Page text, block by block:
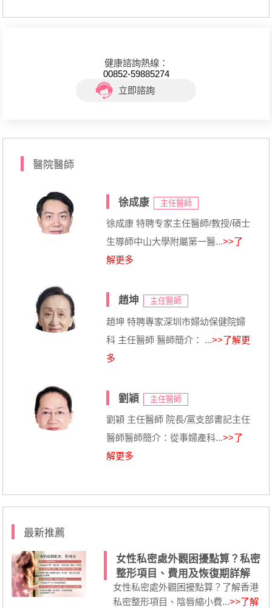
健康諮詢熱線：
00852-59885274
立即諮詢
醫院醫師
徐成康 主任醫師
徐成康 特聘专家主任醫師/教授/碩士
生導師中山大學附屬第一醫...>>了
解更多
趙坤 主任醫師
趙坤 特聘專家深圳市婦幼保健院婦
科 主任醫師 醫師簡介： ...>>了解更
多
劉穎 主任醫師
劉穎 主任醫師 院長/黨支部書記主任
醫師醫師簡介：從事婦產科...>>了
解更多
最新推薦
女性私密處外觀困擾點算？私密
整形項目、費用及恢復期詳解
女性私密處外觀困擾點算？了解香港
私密整形項目、陰唇縮小費...>>了解